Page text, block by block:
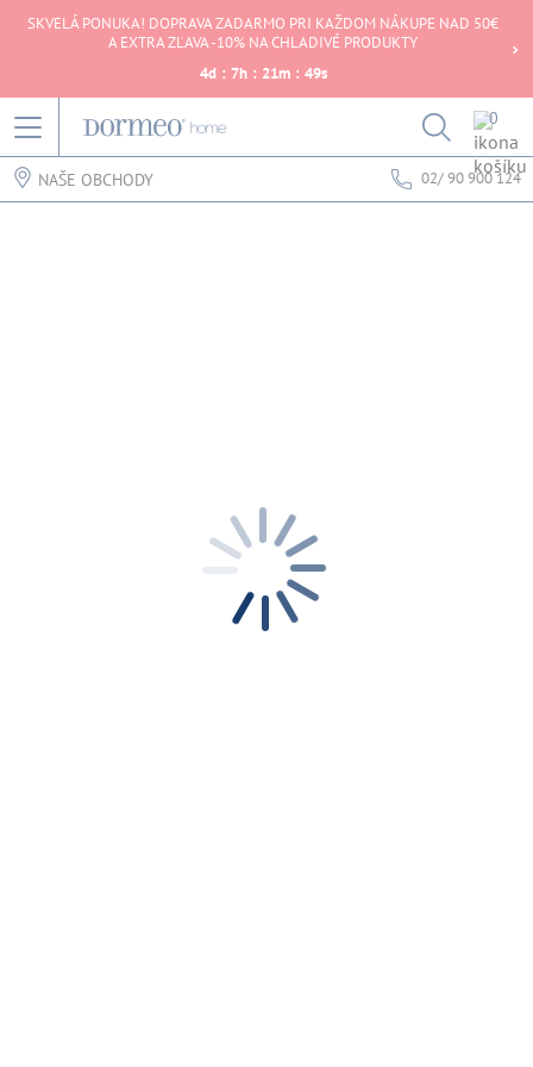
SKVELÁ PONUKA! DOPRAVA ZADARMO PRI KAŽDOM NÁKUPE NAD 50€
A EXTRA ZĽAVA -10% NA CHLADIVÉ PRODUKTY
4d : 7h : 21m : 49s
0
NAŠE OBCHODY 02/ 90 900 124